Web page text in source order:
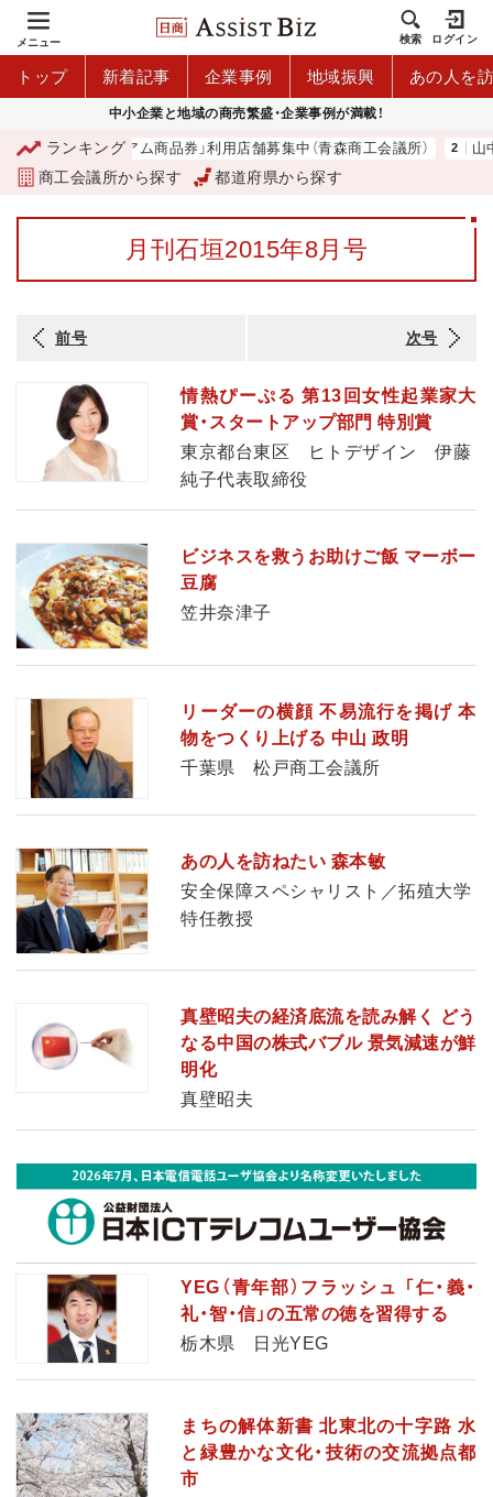
メニュー 検索 ログイン
トップ 新着記事 企業事例 地域振興 あの人を
中小企業と地域の商売繁盛・企業事例が満載！
ランキング
「青森市プレミアム商品券」利用店舗募集中（青森商工会議所） 山中
商工会議所から探す 都道府県から探す
月刊石垣2015年8月号
前号 次号
情熱ぴーぷる 第13回女性起業家大
賞・スタートアップ部門 特別賞
東京都台東区 ヒトデザイン 伊藤
純子代表取締役
ビジネスを救うお助けご飯 マーボー
豆腐
笠井奈津子
リーダーの横顔 不易流行を掲げ 本
物をつくり上げる 中山 政明
千葉県 松戸商工会議所
あの人を訪ねたい 森本敏
安全保障スペシャリスト／拓殖大学
特任教授
真壁昭夫の経済底流を読み解く どう
なる中国の株式バブル 景気減速が鮮
明化
真壁昭夫
YEG（青年部）フラッシュ 「仁・義・
礼・智・信」の五常の徳を習得する
栃木県 日光YEG
まちの解体新書 北東北の十字路 水
と緑豊かな文化・技術の交流拠点都
市